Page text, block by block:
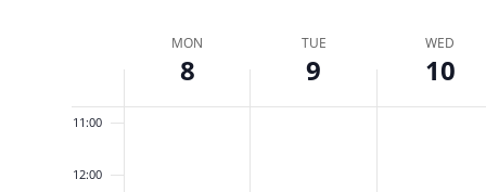
Events
MON
8
TUE
9
WED
10
11:00
12:00